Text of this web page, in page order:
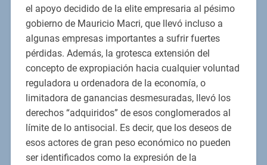
el apoyo decidido de la elite empresaria al pésimo
gobierno de Mauricio Macri, que llevó incluso a
algunas empresas importantes a sufrir fuertes
pérdidas. Además, la grotesca extensión del
concepto de expropiación hacia cualquier voluntad
reguladora u ordenadora de la economía, o
limitadora de ganancias desmesuradas, llevó los
derechos “adquiridos” de esos conglomerados al
límite de lo antisocial. Es decir, que los deseos de
esos actores de gran peso económico no pueden
ser identificados como la expresión de la